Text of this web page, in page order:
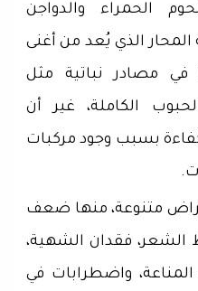
الحمراء والدواجن
المحار الذي يُعد من أغنى
مصادر نباتية مثل
الكاملة، غير أن
بسبب وجود مركبات
متنوعة، منها ضعف
الشعر، فقدان الشهية،
واضطرابات في